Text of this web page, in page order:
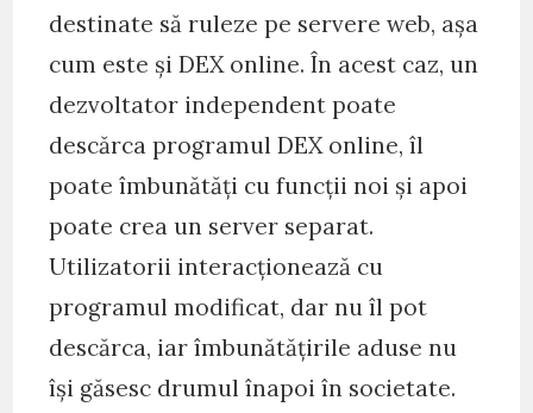
destinate să ruleze pe servere web, așa
cum este și DEX online. În acest caz, un
dezvoltator independent poate
descărca programul DEX online, îl
poate îmbunătăți cu funcții noi și apoi
poate crea un server separat.
Utilizatorii interacționează cu
programul modificat, dar nu îl pot
descărca, iar îmbunătățirile aduse nu
își găsesc drumul înapoi în societate.